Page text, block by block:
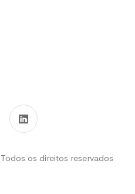
os direitos reservados